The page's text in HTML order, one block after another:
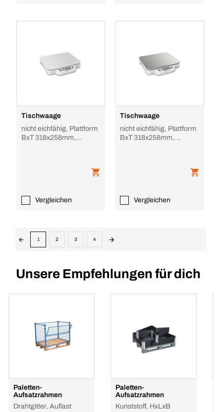
Tischwaage
nicht eichfähig, Plattform
BxT 318x258mm,
Vergleichen
Tischwaage
nicht eichfähig, Plattform
BxT 318x258mm,
Vergleichen
1 2 3 4
Unsere Empfehlungen für dich
Paletten-
Aufsatzrahmen
Drahtgitter, Auflast
Paletten-
Aufsatzrahmen
Kunststoff, HxLxB